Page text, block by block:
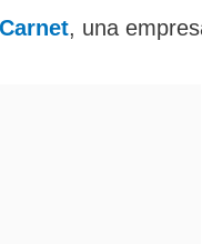
, una